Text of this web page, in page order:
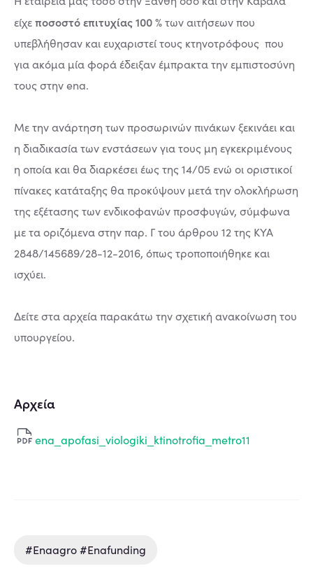
είχεποσοστό επιτυχίας 100 %των αιτήσεων που
υπεβλήθησαν και ευχαριστεί τους κτηνοτρόφους που
για ακόμα μία φορά έδειξαν έμπρακτα την εμπιστοσύνη
τους στην ena.
Με την ανάρτηση των προσωρινών πινάκων ξεκινάει και
η διαδικασία των ενστάσεων για τους μη εγκεκριμένους
η οποία και θα διαρκέσει έως της 14/05 ενώ οι οριστικοί
πίνακες κατάταξης θα προκύψουν μετά την ολοκλήρωση
της εξέτασης των ενδικοφανών προσφυγών, σύμφωνα
με τα οριζόμενα στην παρ. Γ του άρθρου 12 της ΚΥΑ
2848/145689/28-12-2016, όπως τροποποιήθηκε και
ισχύει.
Δείτε στα αρχεία παρακάτω την σχετική ανακοίνωση του
υπουργείου.
Αρχεία
ena_apofasi_viologiki_ktinotrofia_metro11
#enaagro #enafunding